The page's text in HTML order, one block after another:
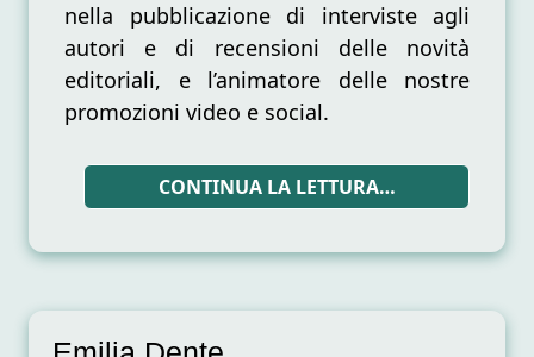
nella pubblicazione di interviste agli
autori e di recensioni delle novità
editoriali, e l’animatore delle nostre
promozioni video e social.
CONTINUA LA LETTURA…